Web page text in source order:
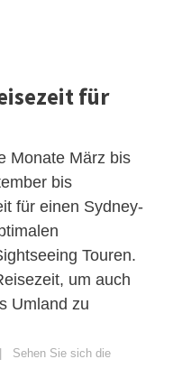
für
Monate März bis
bis
für einen Sydney-
Touren.
um auch
Umland zu
Sehen Sie sich die